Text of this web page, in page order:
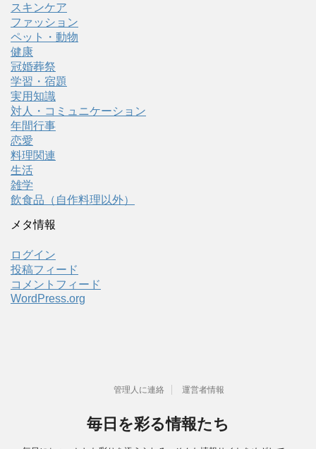
スキンケア
ファッション
ペット・動物
健康
冠婚葬祭
学習・宿題
実用知識
対人・コミュニケーション
年間行事
恋愛
料理関連
生活
雑学
飲食品（自作料理以外）
メタ情報
ログイン
投稿フィード
コメントフィード
WordPress.org
管理人に連絡 運営者情報
毎日を彩る情報たち